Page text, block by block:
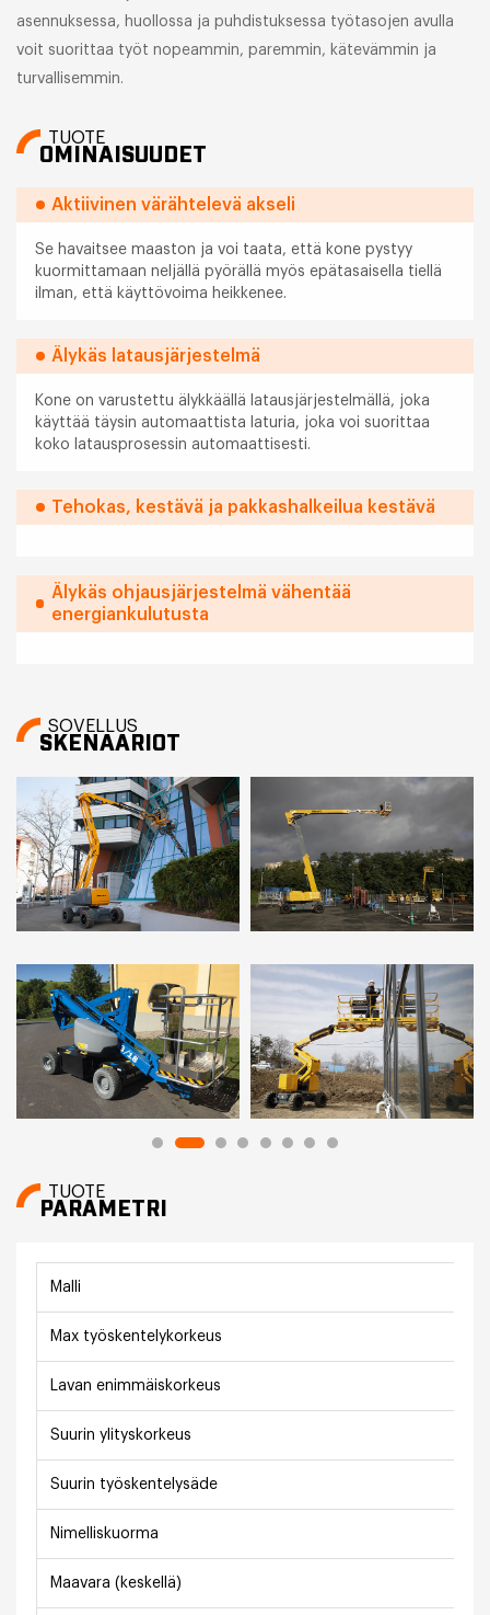
asennuksessa, huollossa ja puhdistuksessa työtasojen avulla
voit suorittaa työt nopeammin, paremmin, kätevämmin ja
turvallisemmin.
TUOTE
OMINAISUUDET
Aktiivinen värähtelevä akseli
Se havaitsee maaston ja voi taata, että kone pystyy
kuormittamaan neljällä pyörällä myös epätasaisella tiellä
ilman, että käyttövoima heikkenee.
Älykäs latausjärjestelmä
Kone on varustettu älykkäällä latausjärjestelmällä, joka
käyttää täysin automaattista laturia, joka voi suorittaa
koko latausprosessin automaattisesti.
Tehokas, kestävä ja pakkashalkeilua kestävä
Älykäs ohjausjärjestelmä vähentää
energiankulutusta
SOVELLUS
SKENAARIOT
TUOTE
PARAMETRI
Malli
Max työskentelykorkeus
Lavan enimmäiskorkeus
Suurin ylityskorkeus
Suurin työskentelysäde
Nimelliskuorma
Maavara (keskellä)